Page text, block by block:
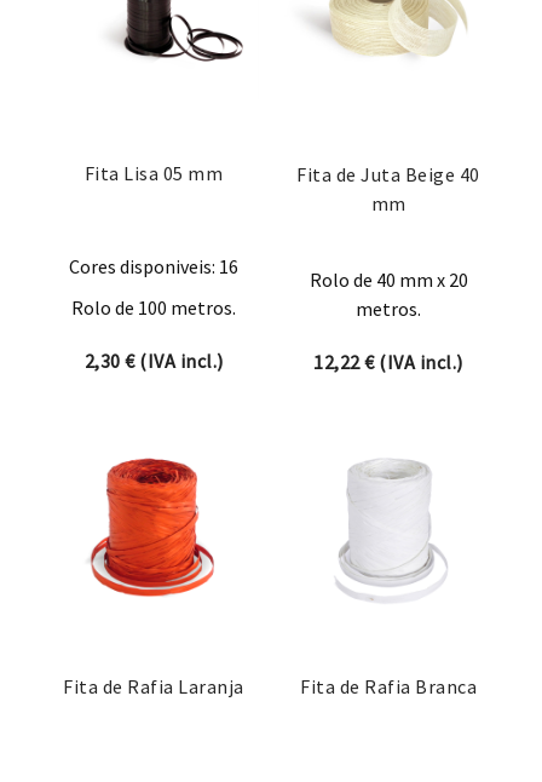
Fita Lisa 05 mm
Cores disponiveis: 16
Rolo de 100 metros.
2,30 €(IVA incl.)
Fita de Juta Beige 40
mm
Rolo de 40 mm x 20
metros.
12,22€(IVA incl.)
Fita de Rafia Laranja Fita de Rafia Branca